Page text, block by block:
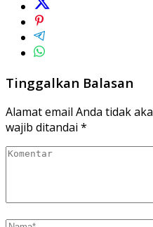
Tinggalkan Balasan
Alamat email Anda tidak
wajib ditandai *